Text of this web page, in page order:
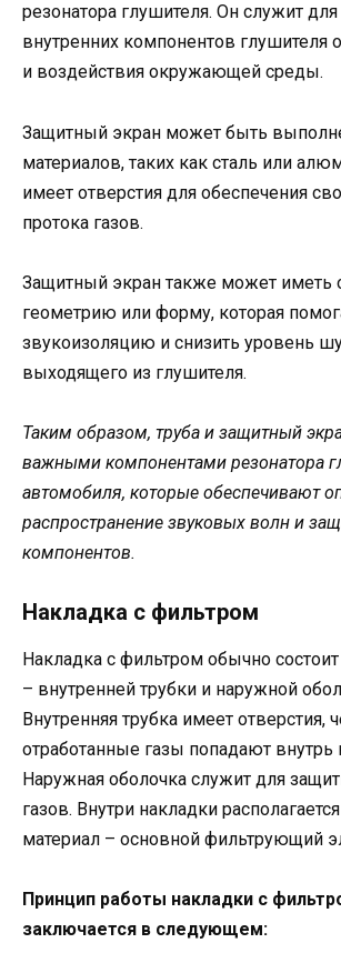
резонатора глушителя. Он служит
внутренних компонентов глушителя
и воздействия окружающей среды.
Защитный экран может быть
материалов, таких как сталь или
имеет отверстия для обеспечения
протока газов.
Защитный экран также может иметь
геометрию или форму, которая
звукоизоляцию и снизить уровень
выходящего из глушителя.
Таким образом, труба и защитный
важными компонентами резонатора
автомобиля, которые обеспечивают
распространение звуковых волн и
компонентов.
Накладка с фильтром
Накладка с фильтром обычно состоит
– внутренней трубки и наружной
Внутренняя трубка имеет отверстия,
отработанные газы попадают внутрь
Наружная оболочка служит для
газов. Внутри накладки
материал – основной фильтрующий
Принцип работы накладки с
заключается в следующем: